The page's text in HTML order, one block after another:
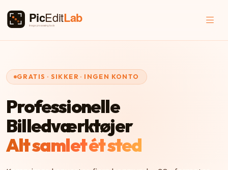
GRATIS · SIKKER · INGEN KONTO
Professionelle
Billedværktøjer
Alt samlet ét sted